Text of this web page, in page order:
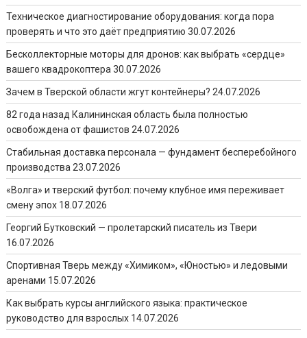
Техническое диагностирование оборудования: когда пора
проверять и что это даёт предприятию 30.07.2026
Бесколлекторные моторы для дронов: как выбрать «сердце»
вашего квадрокоптера 30.07.2026
Зачем в Тверской области жгут контейнеры? 24.07.2026
82 года назад Калининская область была полностью
освобождена от фашистов 24.07.2026
Стабильная доставка персонала — фундамент бесперебойного
производства 23.07.2026
«Волга» и тверский футбол: почему клубное имя переживает
смену эпох 18.07.2026
Георгий Бутковский — пролетарский писатель из Твери
16.07.2026
Спортивная Тверь между «Химиком», «Юностью» и ледовыми
аренами 15.07.2026
Как выбрать курсы английского языка: практическое
руководство для взрослых 14.07.2026